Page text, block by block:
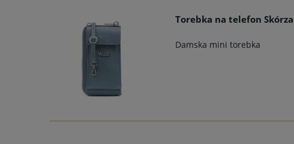
Torebka na telefon
Damska mini torebka